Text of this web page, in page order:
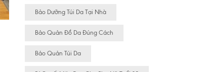
Bảo Dưỡng Túi Da Tại Nhà
Bảo Quản Đồ Da Đúng Cách
Bảo Quản Túi Da